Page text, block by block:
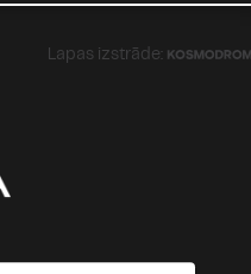
(rež. G.Ostrovskis,
(rež. M.Gruzdovs,
rež.
Lapas izstrāde: